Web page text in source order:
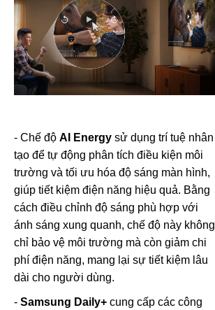
- Chế độ AI Energy sử dụng trí tuệ nhân
tạo để tự động phân tích điều kiện môi
trường và tối ưu hóa độ sáng màn hình,
giúp tiết kiệm điện năng hiệu quả. Bằng
cách điều chỉnh độ sáng phù hợp với
ánh sáng xung quanh, chế độ này không
chỉ bảo vệ môi trường mà còn giảm chi
phí điện năng, mang lại sự tiết kiệm lâu
dài cho người dùng.
- Samsung Daily+ cung cấp các công